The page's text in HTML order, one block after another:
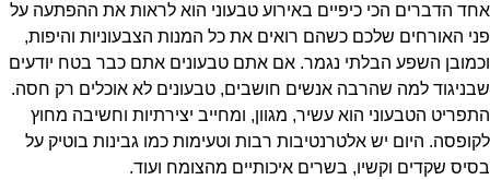
אחד הדברים הכי כיפיים באירוע טבעוני הוא לראות את ההפתעה על
פני האורחים שלכם כשהם רואים את כל המנות הצבעוניות והיפות,
וכמובן השפע הבלתי נגמר. אם אתם טבעונים אתם כבר בטח יודעים
שבניגוד למה שהרבה אנשים חושבים, טבעונים לא אוכלים רק חסה.
התפריט הטבעוני הוא עשיר, מגוון, ומחייב יצירתיות וחשיבה מחוץ
לקופסה. היום יש אלטרנטיבות רבות וטעימות כמו גבינות בוטיק על
בסיס שקדים וקשיו, בשרים איכותיים מהצומח ועוד.